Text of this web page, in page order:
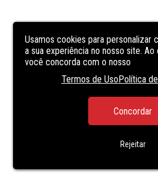
Usamos cookies para personalizar
a sua experiência no nosso site. Ao
você concorda com o nosso
Termos de UsoPolítica
Concordar
Rejeitar